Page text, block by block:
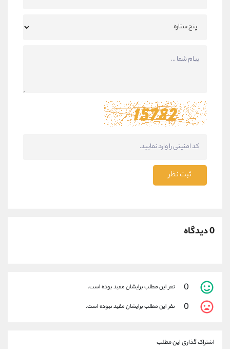
ثبت نظر
0 دیدگاه
0 نفر این مطلب برایشان مفید بوده است.
0 نفر این مطلب برایشان مفید نبوده است.
اشتراک گذاری این مطلب